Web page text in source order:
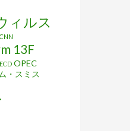
ィルス
CNN
13F
OPEC
・スミス